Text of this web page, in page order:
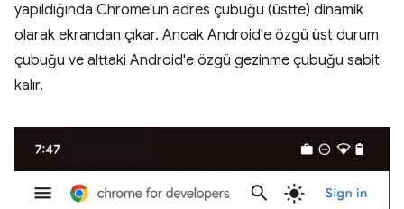
yapıldığında Chrome'un adres çubuğu (üstte) dinamik
olarak ekrandan çıkar. Ancak Android'e özgü üst durum
çubuğu ve alttaki Android'e özgü gezinme çubuğu sabit
kalır.